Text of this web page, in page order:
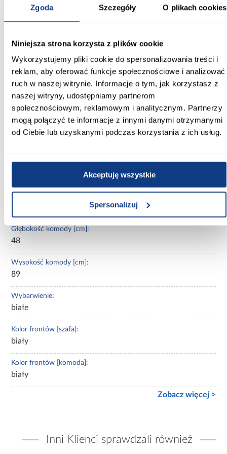
Zgoda Szczegóły O plikach cookies
Niniejsza strona korzysta z plików cookie
Wykorzystujemy pliki cookie do spersonalizowania treści i
reklam, aby oferować funkcje społecznościowe i analizować
ruch w naszej witrynie. Informacje o tym, jak korzystasz z
naszej witryny, udostępniamy partnerom
społecznościowym, reklamowym i analitycznym. Partnerzy
mogą połączyć te informacje z innymi danymi otrzymanymi
od Ciebie lub uzyskanymi podczas korzystania z ich usług.
Akceptuję wszystkie
Spersonalizuj
wnętrza.
Szerokość zestawu [cm]:
310.00
Szerokość szafy [cm]:
150
Głębokość szafy [cm]:
Wysokość szafy [cm]:
Szerokość komody [cm]:
Głębokość komody [cm]:
48
Wysokość komody [cm]:
89
Wybarwienie:
białe
Kolor frontów [szafa]:
biały
Kolor frontów [komoda]:
biały
Zobacz więcej >
Inni Klienci sprawdzali również